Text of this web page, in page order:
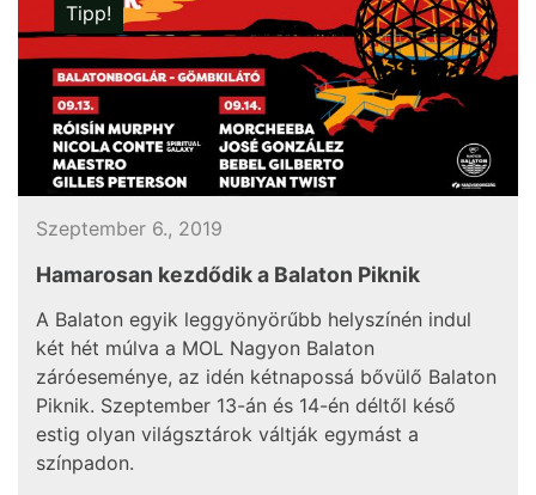
Tipp!
Szeptember 6., 2019
Hamarosan kezdődik a Balaton Piknik
A Balaton egyik leggyönyörűbb helyszínén indul
két hét múlva a MOL Nagyon Balaton
záróeseménye, az idén kétnapossá bővülő Balaton
Piknik. Szeptember 13-án és 14-én déltől késő
estig olyan világsztárok váltják egymást a
színpadon.